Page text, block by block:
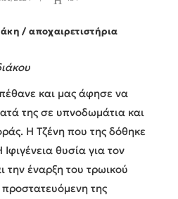
/ αποχαιρετιστήρια
και μας άφησε να
της σε υπνοδωμάτια και
Η Τζένη που της δόθηκε
θυσία για τον
την έναρξη του τρωικού
προστατευόμενη της